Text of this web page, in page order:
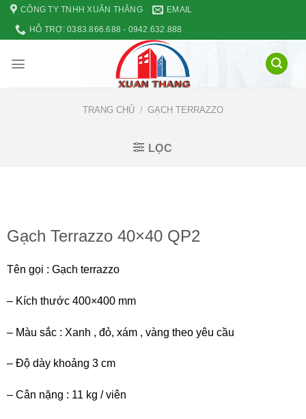
Skip
content
CÔNG TY TNHH XUÂN THẮNG EMAIL
HỖ TRỢ: 0383.866.688 - 0942.632.888
TRANG CHỦ / GẠCH TERRAZZO
LỌC
Gạch Terrazzo 40×40 QP2
Tên gọi : Gạch terrazzo
– Kích thước 400×400 mm
– Màu sắc : Xanh , đỏ, xám , vàng theo yêu cầu
– Độ dày khoảng 3 cm
– Cân nặng : 11 kg / viên